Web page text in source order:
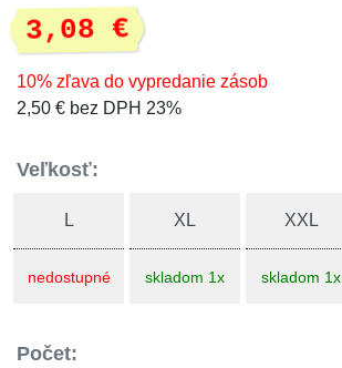
3,08 €
10% zľava do vypredanie zásob
2,50 € bez DPH 23%
Veľkosť:
L
nedostupné
XL
skladom 1x
XXL
skladom 1x
Počet: